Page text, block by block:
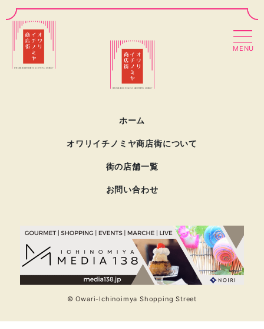
MENU
ホーム
オワリイチノミヤ商店街について
街の店舗一覧
お問い合わせ
© Owari-Ichinoimya Shopping Street